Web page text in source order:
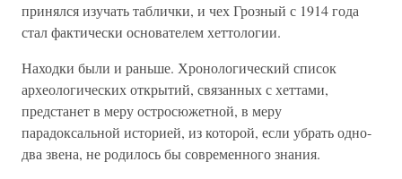
принялся изучать таблички, и чех Грозный с 1914 года
стал фактически основателем хеттологии.
Находки были и раньше. Хронологический список
археологических открытий, связанных с хеттами,
предстанет в меру остросюжетной, в меру
парадоксальной историей, из которой, если убрать одно-
два звена, не родилось бы современного знания.